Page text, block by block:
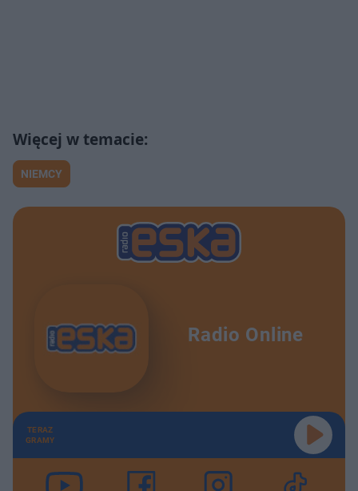
NIEMCY
Radio Online
TERAZ
GRAMY